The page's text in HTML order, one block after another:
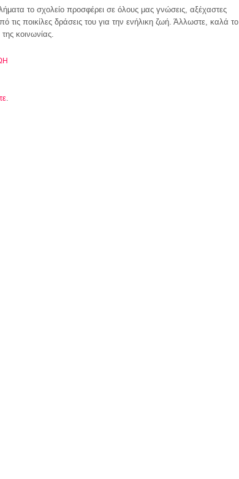
το σχολείο προσφέρει σε όλους μας γνώσεις, αξέχαστες
τις ποικίλες δράσεις του για την ενήλικη ζωή. Άλλωστε, καλά το
κοινωνίας.
.